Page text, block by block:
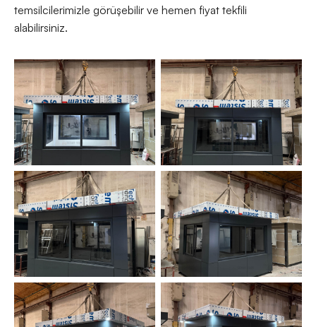
temsilcilerimizle görüşebilir ve hemen fiyat tekfili
alabilirsiniz.